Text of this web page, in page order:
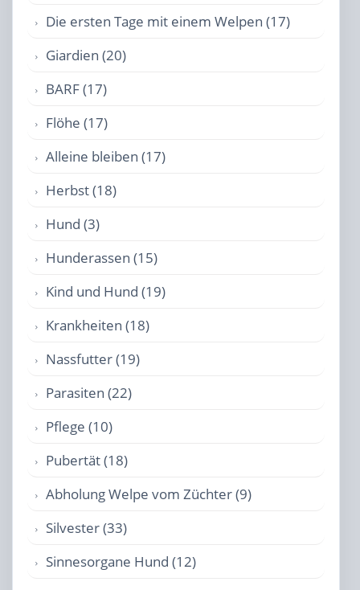
Die ersten Tage mit einem Welpen (17)
Giardien (20)
BARF (17)
Flöhe (17)
Alleine bleiben (17)
Herbst (18)
Hund (3)
Hunderassen (15)
Kind und Hund (19)
Krankheiten (18)
Nassfutter (19)
Parasiten (22)
Pflege (10)
Pubertät (18)
Abholung Welpe vom Züchter (9)
Silvester (33)
Sinnesorgane Hund (12)